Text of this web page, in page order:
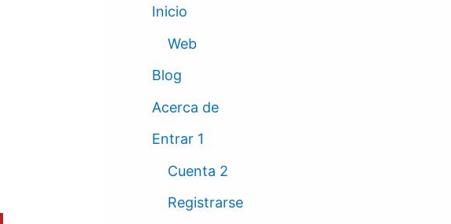
Inicio
Web
Blog
Acerca de
Entrar 1
Cuenta 2
Registrarse